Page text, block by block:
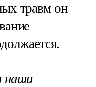
травм он
наши